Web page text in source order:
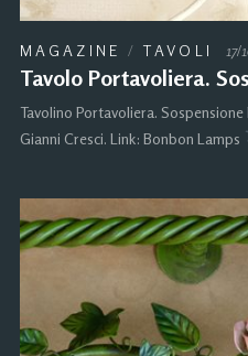
MAGAZINE /TAVOLI 17/
Tavolo Portavoliera.
Tavolino Portavoliera.
Gianni Cresci. Link: Bonbon Lamps